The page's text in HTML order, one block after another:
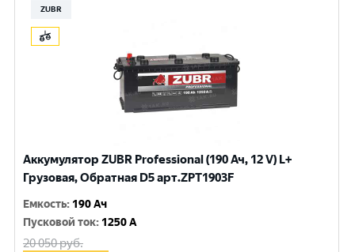
ZUBR
Аккумулятор ZUBR Professional (190 Ач, 12 V) L+
Грузовая, Обратная D5 арт.ZPT1903F
Емкость: 190 Ач
Пусковой ток: 1250 A
20 050руб.